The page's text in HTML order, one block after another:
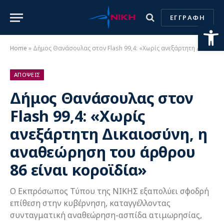
ΕΓΓΡΑΦΗ
Home » Δήμος Θανάσουλας στον Flash 99,4: «Χωρίς ανεξάρτητη Δικαιοσύνη, η αναθεώρηση του άρθρου 86 είναι κοροϊδία»
ΑΠΟΨΕΙΣ
Δήμος Θανάσουλας στον
Flash 99,4: «Χωρίς
ανεξάρτητη Δικαιοσύνη, η
αναθεώρηση του άρθρου
86 είναι κοροϊδία»
Ο Εκπρόσωπος Τύπου της ΝΙΚΗΣ εξαπολύει σφοδρή
επίθεση στην κυβέρνηση, καταγγέλλοντας
συνταγματική αναθεώρηση-ασπίδα ατιμωρησίας,